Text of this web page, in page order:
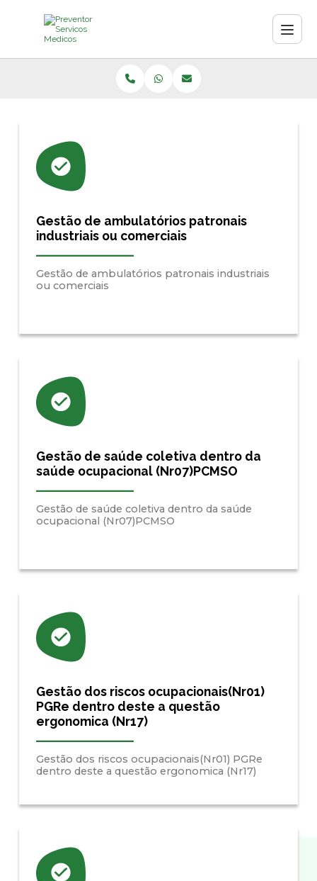
Gestão de ambulatórios patronais
industriais ou comerciais
Gestão de ambulatórios patronais industriais
ou comerciais
Gestão de saúde coletiva dentro da
saúde ocupacional (Nr07)PCMSO
Gestão de saúde coletiva dentro da saúde
ocupacional (Nr07)PCMSO
Gestão dos riscos ocupacionais(Nr01)
PGRe dentro deste a questão
ergonomica (Nr17)
Gestão dos riscos ocupacionais(Nr01) PGRe
dentro deste a questão ergonomica (Nr17)